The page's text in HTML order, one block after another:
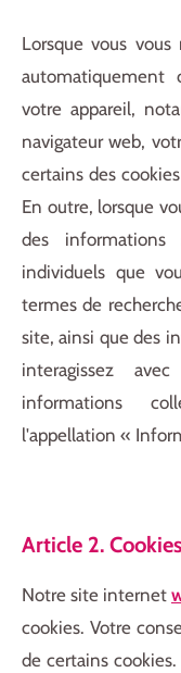
Lorsque vous
automatiquement
votre appareil,
navigateur web,
certains des
En outre, lorsque
des
individuels que
termes de
site, ainsi que des
interagissez
informations
l'appellation «
Article 2. Cookies
Notre site internet
cookies. Votre
de certains